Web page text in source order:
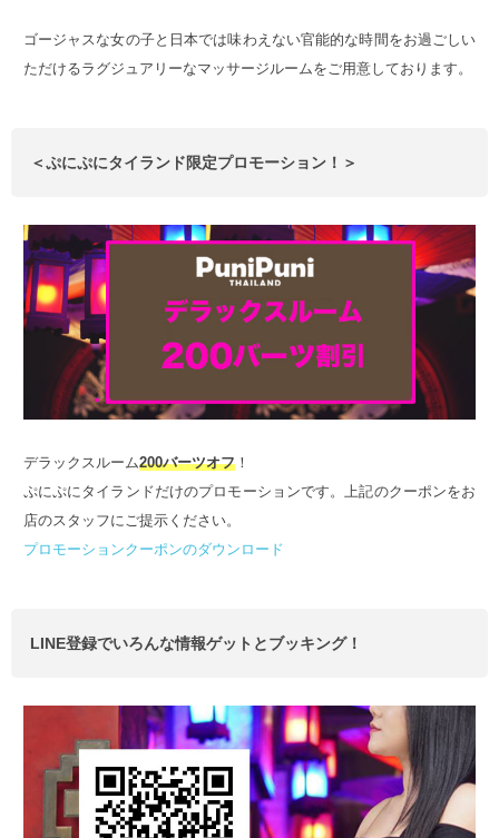
ゴージャスな女の子と日本では味わえない官能的な時間をお過ごしい
ただけるラグジュアリーなマッサージルームをご用意しております。
＜ぷにぷにタイランド限定プロモーション！＞
デラックスルーム200バーツオフ！
ぷにぷにタイランドだけのプロモーションです。上記のクーポンをお
店のスタッフにご提示ください。
プロモーションクーポンのダウンロード
LINE登録でいろんな情報ゲットとブッキング！